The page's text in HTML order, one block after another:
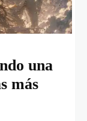
una
más